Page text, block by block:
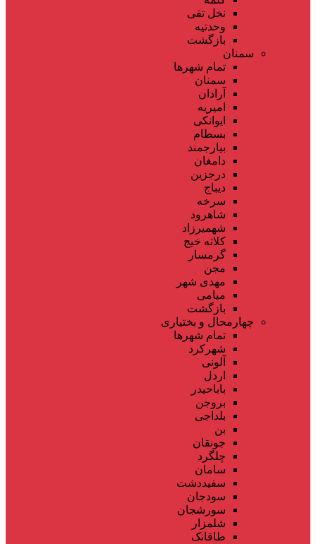
نخل تقی
وحدتیه
بازگشت
سمنان
تمام شهر‌ها
سمنان
آرادان
امیریه
ایوانکی
بسطام
بیارجمند
دامغان
درجزین
دیباج
سرخه
شاهرود
شهمیرزاد
کلاته خیج
گرمسار
مجن
مهدی شهر
میامی
بازگشت
چهارمحال و بختیاری
تمام شهر‌ها
شهرکرد
آلونی
اردل
باباحیدر
بروجن
بلداجی
بن
جونقان
چلگرد
سامان
سفیددشت
سودجان
سورشجان
شلمزار
طاقانک